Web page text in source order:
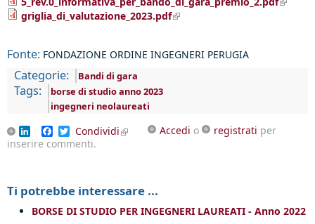
griglia_di_valutazione_2023.pdf(link is external)
Fonte: FONDAZIONE ORDINE INGEGNERI PERUGIA
Categorie: Bandi di gara
Tags:
borse di studio anno 2023
ingegneri neolaureati
LinkedInFacebook
Twitter
Condividi(link is external)
Accedi o registrati per
inserire commenti.
Ti potrebbe interessare ...
BORSE DI STUDIO PER INGEGNERI LAUREATI - Anno 2022